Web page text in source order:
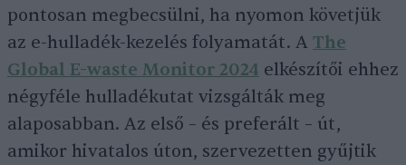
pontosan megbecsülni, ha nyomon követjük
az e-hulladék-kezelés folyamatát. A The
Global E-waste Monitor 2024 elkészítői ehhez
négyféle hulladékutat vizsgálták meg
alaposabban. Az első – és preferált – út,
amikor hivatalos úton, szervezetten gyűjtik